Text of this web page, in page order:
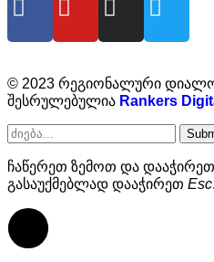
© 2023 რეგიონალური
შესრულებულია Rankers
ჩაწერეთ ზემოთ და დააჭირეთ
გასაუქმებლად დააჭირეთ Esc.